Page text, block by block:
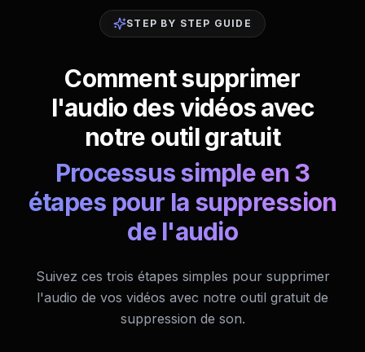
STEP BY STEP GUIDE
Comment supprimer
l'audio des vidéos avec
notre outil gratuit
Processus simple en 3
étapes pour la suppression
de l'audio
Suivez ces trois étapes simples pour supprimer
l'audio de vos vidéos avec notre outil gratuit de
suppression de son.